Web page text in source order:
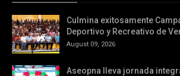
Culmina exitosamente
Deportivo y Recreativo de
August 09, 2026
Aseopna lleva jornada